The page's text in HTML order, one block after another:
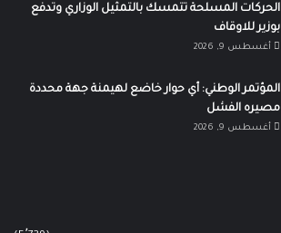
الحركات المسلحة تتمسك بالتمثيل الوزاري وتدفع
بوزير للاوقاف
أغسطس 9, 2026
المؤتمر الوطني: أي حوار خاضع لهيمنة جهة محددة
مصيره الفشل
أغسطس 9, 2026